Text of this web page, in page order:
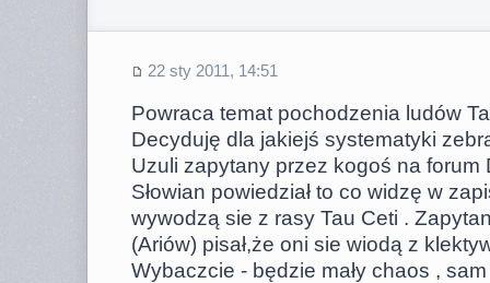
22 sty 2011, 14:51
Powraca temat pochodzenia ludów
Decyduję dla jakiejś systematyki
Uzuli zapytany przez kogoś na forum
Słowian powiedział to co widzę w
wywodzą sie z rasy Tau Ceti .
(Ariów) pisał,że oni sie wiodą z
Wybaczcie - będzie mały chaos ,